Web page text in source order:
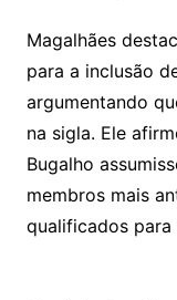
Magalhães
para a inclusão
argumentando
na sigla. Ele
Bugalho
membros mais
qualificados para